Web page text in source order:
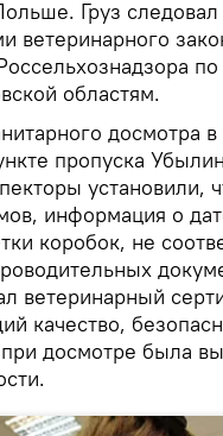
Груз следовал
областям.
досмотра в
пропуска
установили,
информация о
коробок, не
ветеринарный
качество,
досмотре была